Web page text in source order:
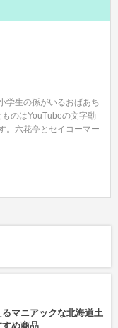
学生の孫がいるおばあち
のはYouTubeの文字動
。六花亭とセイコーマー
マニアックな北海道土
すめ商品